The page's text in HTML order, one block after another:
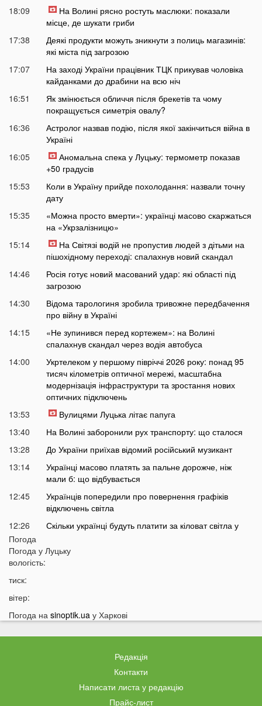
18:09
На Волині рясно ростуть маслюки: показали
місце, де шукати гриби
17:38
Деякі продукти можуть зникнути з полиць магазинів:
які міста під загрозою
17:07
На заході України працівник ТЦК прикував чоловіка
кайданками до драбини на всю ніч
16:51
Як змінюється обличчя після брекетів та чому
покращується симетрія овалу?
16:36
Астролог назвав подію, після якої закінчиться війна в
Україні
16:05
Аномальна спека у Луцьку: термометр показав
+50 градусів
15:53
Коли в Україну прийде похолодання: назвали точну
дату
15:35
«Можна просто вмерти»: українці масово скаржаться
на «Укрзалізницю»
15:14
На Світязі водій не пропустив людей з дітьми на
пішохідному переході: спалахнув новий скандал
14:46
Росія готує новий масований удар: які області під
загрозою
14:30
Відома тарологиня зробила тривожне передбачення
про війну в Україні
14:15
«Не зупинився перед кортежем»: на Волині
спалахнув скандал через водія автобуса
14:00
Укртелеком у першому півріччі 2026 року: понад 95
тисяч кілометрів оптичної мережі, масштабна
модернізація інфраструктури та зростання нових
оптичних підключень
13:53
Вулицями Луцька літає папуга
13:40
На Волині заборонили рух транспорту: що сталося
13:28
До України приїхав відомий російський музикант
13:14
Українці масово платять за пальне дорожче, ніж
мали б: що відбувається
12:45
Українців попередили про повернення графіків
відключень світла
12:26
Скільки українці будуть платити за кіловат світла у
12:13
Популярний продукт подорожчав на 70%: ціни
11:44
11:27
Відомий український хореограф поскаржився на
проблеми зі здоров'ям
У басейні біля будинку втопилася 1-річна дитина
Українці можуть втратити відстрочку від мобілізації у
Погода
Погода у Луцьку
вологість:
тиск:
вітер:
Погода на sinoptik.ua у Харкові
Редакція
Контакти
Написати листа у редакцію
Прайс-лист